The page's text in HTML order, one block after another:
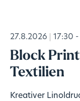
27.8.2026 17:30
Block
Textilien
Kreativer